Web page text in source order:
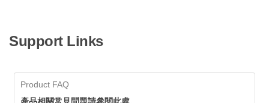
Support Links
Product FAQ